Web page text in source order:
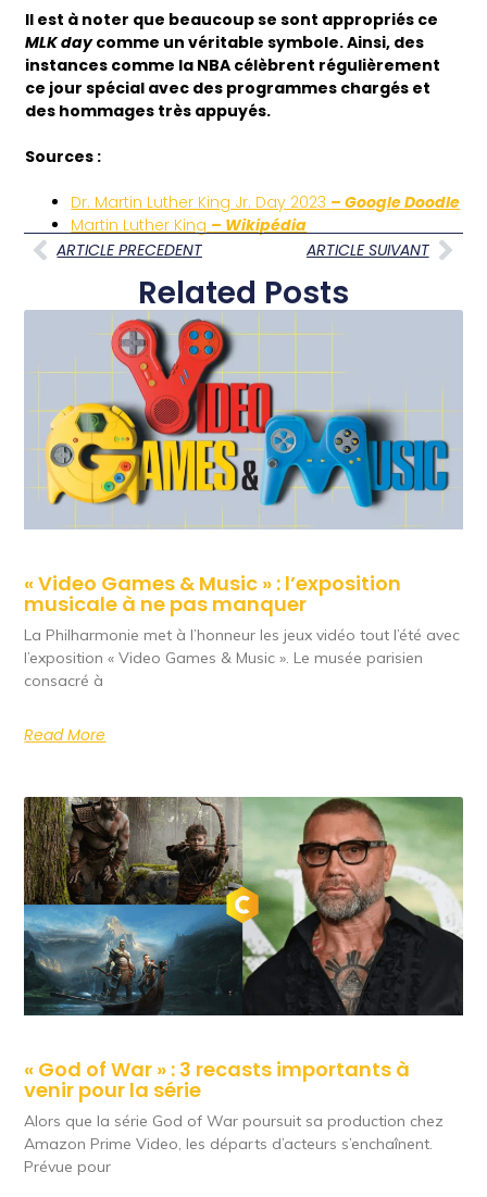
Il est à noter que beaucoup se sont appropriés ce
MLK daycomme un véritable symbole. Ainsi, des
instances comme la NBA célèbrent régulièrement
ce jour spécial avec des programmes chargés et
des hommages très appuyés.
Sources :
Dr. Martin Luther King Jr. Day 2023 – Google Doodle
Martin Luther King – Wikipédia
ARTICLE PRECEDENT
ARTICLE SUIVANT
Related Posts
« Video Games & Music » : l’exposition
musicale à ne pas manquer
La Philharmonie met à l’honneur les jeux vidéo tout l’été avec
l’exposition « Video Games & Music ». Le musée parisien
consacré à
Read More
« God of War » : 3 recasts importants à
venir pour la série
Alors que la série God of War poursuit sa production chez
Amazon Prime Video, les départs d’acteurs s’enchaînent.
Prévue pour